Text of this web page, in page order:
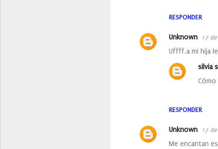
RESPONDER
Unknown 17
Uffff,a mi hija
RESPONDER
silvia s
Cómo
Unknown 17
Me encantan